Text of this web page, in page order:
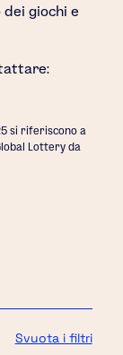
giochi e
si riferiscono a
Lottery da
Svuota i filtri